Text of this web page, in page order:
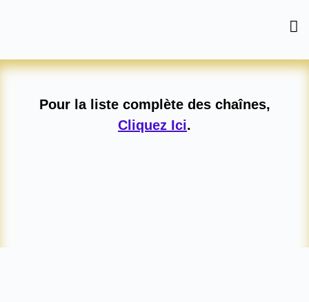
Pour la liste complète des chaînes,
Cliquez Ici.